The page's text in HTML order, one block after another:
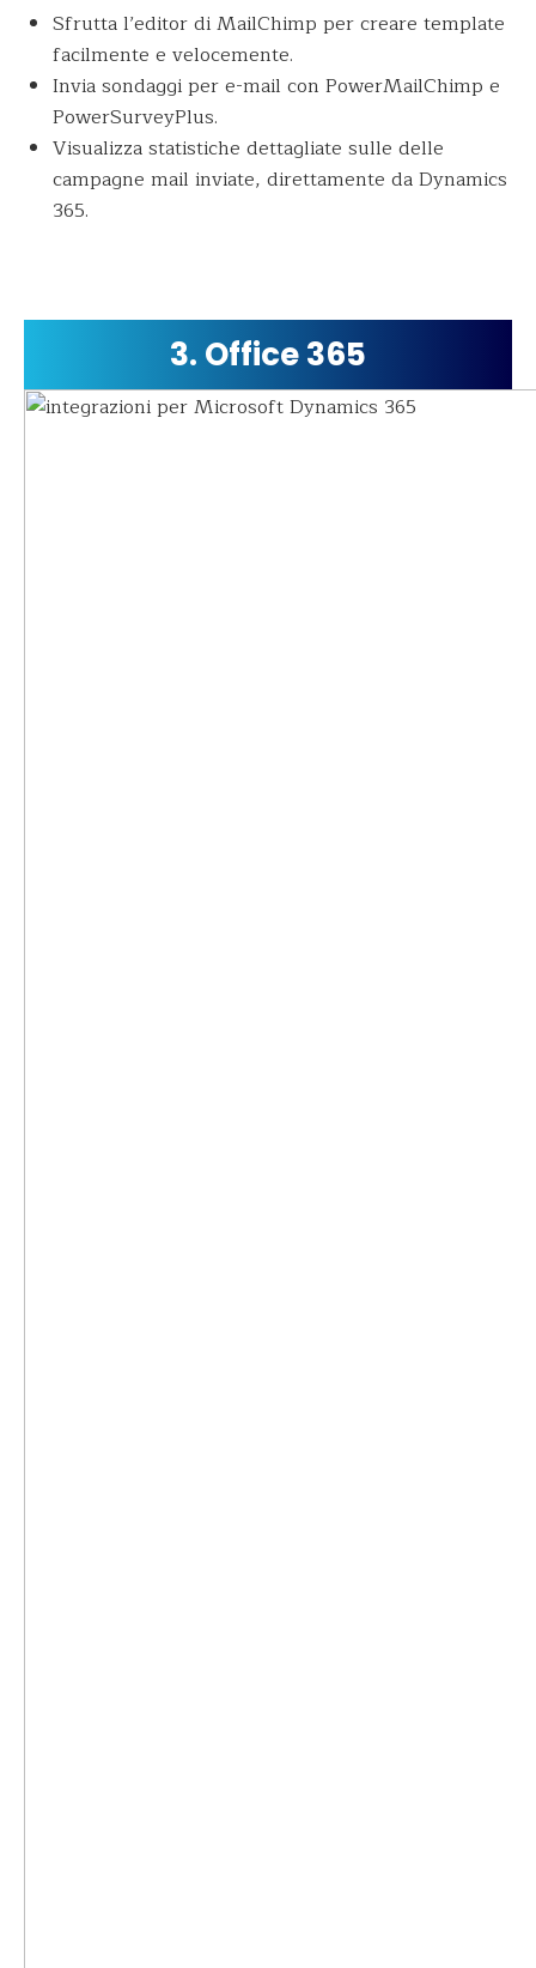
Sfrutta l’editor di MailChimp per creare template
facilmente e velocemente.
Invia sondaggi per e-mail con PowerMailChimp e
PowerSurveyPlus.
Visualizza statistiche dettagliate sulle delle
campagne mail inviate, direttamente da Dynamics
365.
3. Office 365